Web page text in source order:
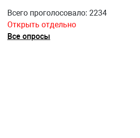
Всего проголосовало: 2234
Открыть отдельно
Все опросы